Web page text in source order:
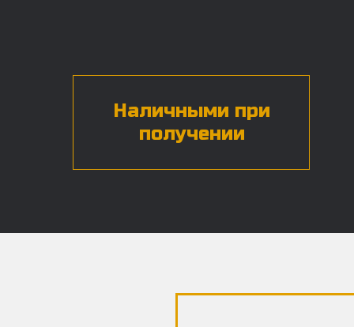
Наличными при
получении